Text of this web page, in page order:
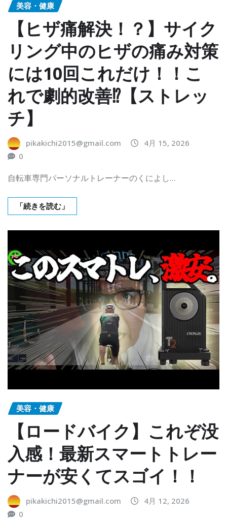
美容・健康
【ヒザ痛解決！？】サイク
リング中のヒザの痛み対策
には10回これだけ！！こ
れで劇的改善⁉︎【ストレッ
チ】
pikakichi2015@gmail.com
4月 15, 2026
0
自転車専門パーソナルトレーナーのくによし…
「続きを読む」
美容・健康
【ロードバイク】これぞ没
入感！最新スマートトレー
ナーが安くてスゴイ！！
pikakichi2015@gmail.com
4月 12, 2026
0